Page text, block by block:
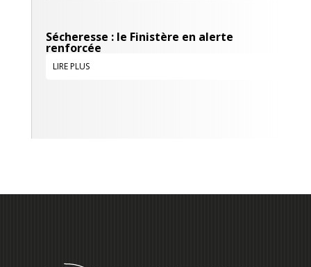
Sécheresse : le Finistère en alerte
renforcée
LIRE PLUS